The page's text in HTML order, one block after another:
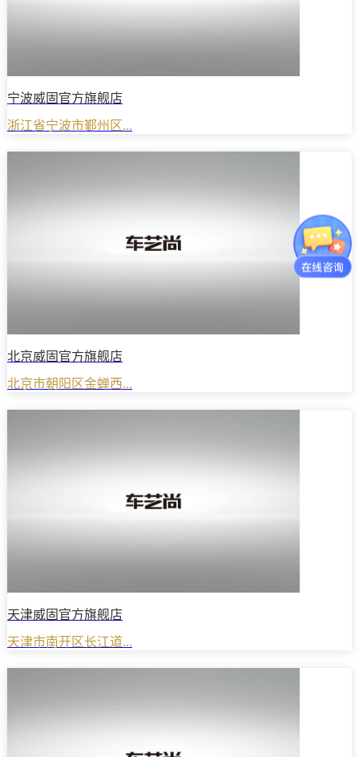
宁波威固官方旗舰店
浙江省宁波市鄞州区...
北京威固官方旗舰店
北京市朝阳区金蝉西...
天津威固官方旗舰店
天津市南开区长江道...